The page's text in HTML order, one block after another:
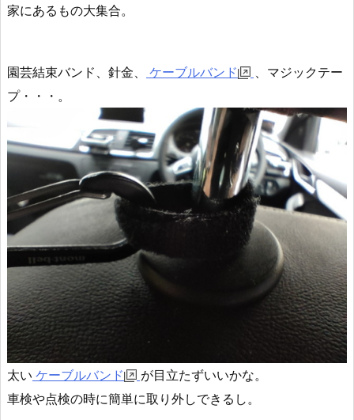
家にあるもの大集合。
園芸結束バンド、針金、 ケーブルバンド
、マジックテー
プ・・・。
太い ケーブルバンド
が目立たずいいかな。
車検や点検の時に簡単に取り外しできるし。